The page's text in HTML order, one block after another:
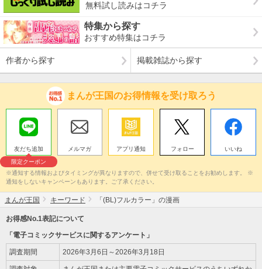
無料試し読みはコチラ
特集から探す
おすすめ特集はコチラ
作者から探す 掲載雑誌から探す
まんが王国のお得情報を受け取ろう
友だち追加
限定クーポン
メルマガ アプリ通知 フォロー いいね
※通知する情報およびタイミングが異なりますので、併せて受け取ることをお勧めします。 ※
通知をしないキャンペーンもあります。ご了承ください。
まんが王国 キーワード 「(BL)フルカラー」の漫画
お得感No.1表記について
「電子コミックサービスに関するアンケート」
調査期間 2026年3月6日～2026年3月18日